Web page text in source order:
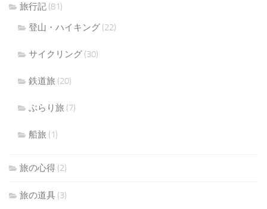
旅行記 (81)
登山・ハイキング (22)
サイクリング (30)
鉄道旅 (20)
ぶらり旅 (7)
船旅 (1)
旅の心得 (2)
旅の道具 (3)